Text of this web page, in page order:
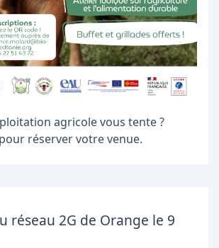
agricole vous tente ?
réserver votre venue.
réseau 2G de Orange le 9